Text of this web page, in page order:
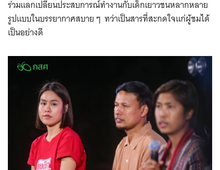
ร่วมแลกเปลี่ยนประสบการณ์ทำงานกับเด็กเยาวชนหลากหลาย
รูปแบบในบรรยากาศสบาย ๆ ทว่าเป็นสารที่สะกดใจแก่ผู้ชมได้
เป็นอย่างดี